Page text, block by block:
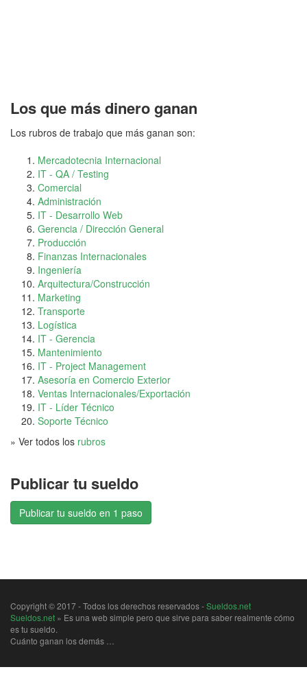
Los que más dinero ganan
Los rubros de trabajo que más ganan son:
Mercadotecnia Internacional
IT - QA / Testing
Comercial
Administración
IT - Desarrollo Web
Gerencia / Dirección General
Producción
Finanzas Internacionales
Ingeniería
Arquitectura/Construcción
Marketing
Transporte
Logística
IT - Gerencia
Mantenimiento
IT - Project Management
Asesoría en Comercio Exterior
Ventas Internacionales/Exportación
IT - Líder Técnico
Soporte Técnico
» Ver todos los rubros
Publicar tu sueldo
Publicar tu sueldo en 1 paso
Copyright © 2017 - Todos los derechos reservados -Sueldos.net
Sueldos.net » Es una web simple pero que sirve para saber realmente cómo
es tu sueldo.
Cuánto ganan los demás …